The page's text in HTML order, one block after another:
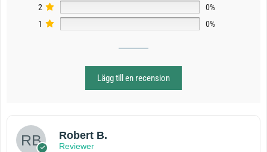
2
0%
1
0%
Lägg till en recension
Robert B.
Reviewer